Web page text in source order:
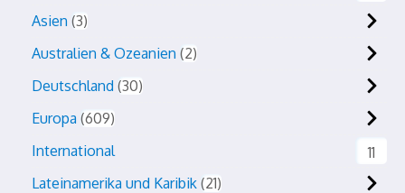
Asien 3
Australien & Ozeanien 2
Deutschland 30
Europa 609
International
11
Lateinamerika und Karibik 21